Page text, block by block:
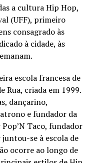
a cultura Hip Hop,
(UFF), primeiro
consagrado às
à cidade, às
escola francesa de
Rua, criada em 1999.
dançarino,
e fundador da
Taco, fundador
se à escola de
ocorre ao longo de